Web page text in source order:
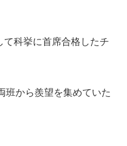
科挙に首席合格したチ
班から羨望を集めていた